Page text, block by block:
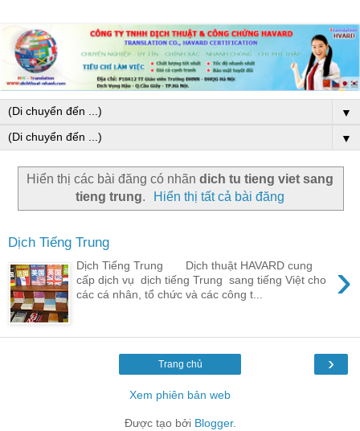
▼
▼
Hiển thị các bài đăng có nhãn dich tu tieng viet sang
tieng trung. Hiển thị tất cả bài đăng
Dịch Tiếng Trung
›
Dịch Tiếng Trung Dịch thuật HAVARD cung
cấp dịch vụ dịch tiếng Trung sang tiếng Việt cho
các cá nhân, tổ chức và các công t...
›
Trang chủ
Xem phiên bản web
Được tạo bởi Blogger.